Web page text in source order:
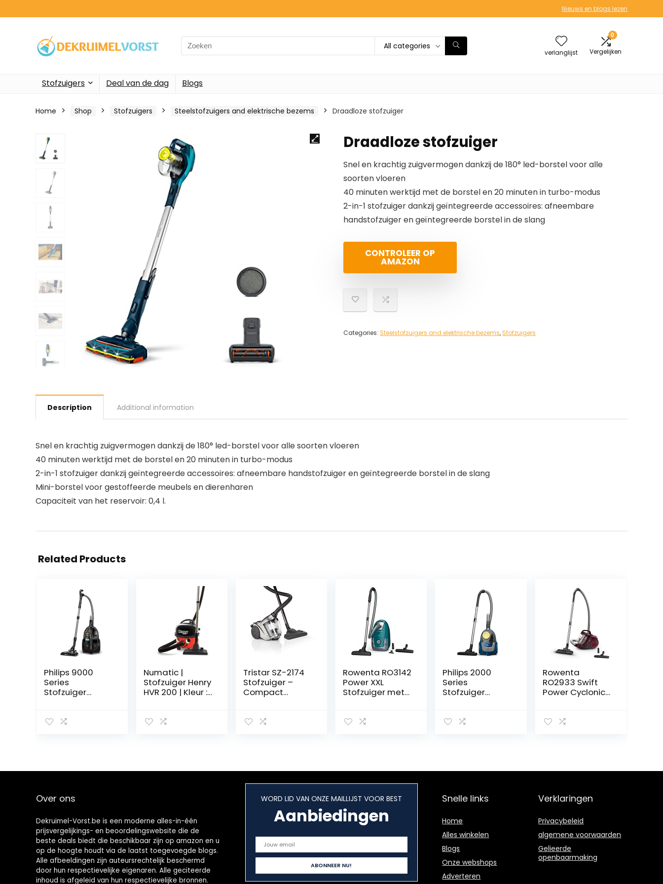
Nieuws en blogs lezen
Search
for:
All categories
verlanglijst
0
Vergelijken
Stofzuigers Deal van de dag Blogs
Home Shop Stofzuigers Steelstofzuigers and elektrische bezems Draadloze stofzuiger
Draadloze stofzuiger
Snel en krachtig zuigvermogen dankzij de 180° led-borstel voor alle
soorten vloeren
40 minuten werktijd met de borstel en 20 minuten in turbo-modus
2-in-1 stofzuiger dankzij geïntegreerde accessoires: afneembare
handstofzuiger en geïntegreerde borstel in de slang
CONTROLEER OP
AMAZON
Categories: Steelstofzuigers and elektrische bezems, Stofzuigers
Description Additional information
Snel en krachtig zuigvermogen dankzij de 180° led-borstel voor alle soorten vloeren
40 minuten werktijd met de borstel en 20 minuten in turbo-modus
2-in-1 stofzuiger dankzij geïntegreerde accessoires: afneembare handstofzuiger en geïntegreerde borstel in de slang
Mini-borstel voor gestoffeerde meubels en dierenharen
Capaciteit van het reservoir: 0,4 l.
Related Products
Philips 9000
Series
Stofzuiger
Vermogen, Voor
Mondstuk
Numatic |
Stofzuiger Henry
HVR 200 | Kleur :
Tristar SZ-2174
Stofzuiger –
Compact
Rowenta RO3142
Power XXL
Stofzuiger met
liter – XXL snoer
Philips 2000
Series
Stofzuiger
Vermogen Met
(Xb2125/09)
Rowenta
RO2933 Swift
Power Cyclonic
watt,
dankzij Effitech-
od
Over ons
Dekruimel-Vorst.be is een moderne alles-in-één
prijsvergelijkings- en beoordelingswebsite die de
beste deals biedt die beschikbaar zijn op amazon en u
op de hoogte houdt via de laatst toegevoegde blogs.
Alle afbeeldingen zijn auteursrechtelijk beschermd
door hun respectievelijke eigenaren. Alle geciteerde
inhoud is afgeleid van hun respectievelijke bronnen.
WORD LID VAN ONZE MAILLIJST VOOR BEST
Aanbiedingen
Snelle links
Home
Alles winkelen
Blogs
Onze webshops
Adverteren
Verklaringen
Privacybeleid
algemene voorwaarden
Gelieerde
openbaarmaking